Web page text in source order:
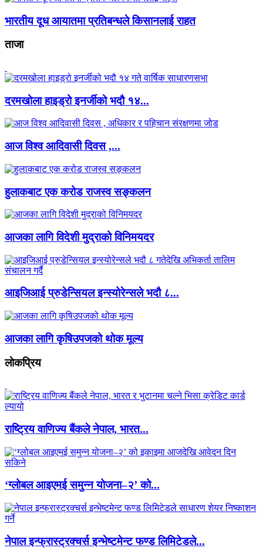
भारतीय दूध आयातमा प्रतिबन्धले किसानलाई राहत
ताजा
दरमखोला हाइड्रो इनर्जीको भदौ १४...
आज विश्व आदिवासी दिवस ,...
हुलाकबाट एक करोड राजस्व सङ्कलन
आजका लागि विदेशी मुद्राको विनिमयदर
आइजिआई प्रुडेन्सियल इन्स्योरेन्सले भदौ ८...
आजका लागि कृषिउपजको थोक मूल्य
लाेकप्रिय
राष्ट्रिय वाणिज्य बैंकले नेपाल, भारत...
‘ग्लोबल आइएमई समुन्न योजना–२’ को...
नेपाल इन्फ्रास्ट्रक्चर्स इन्भेष्टमेन्ट फण्ड लिमिटेडले...